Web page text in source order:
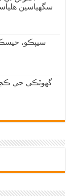
سگهياسين
سيپڪو،
گهوٽڪي جي